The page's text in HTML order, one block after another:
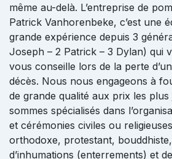
même au-delà. L’entreprise de
Patrick Vanhorenbeke, c’est une
grande expérience depuis 3
Joseph – 2 Patrick – 3 Dylan) qui
vous conseille lors de la perte
décès. Nous nous engageons à
de grande qualité aux prix les plus
sommes spécialisés dans
et cérémonies civiles ou
orthodoxe, protestant,
d’inhumations (enterrements) et